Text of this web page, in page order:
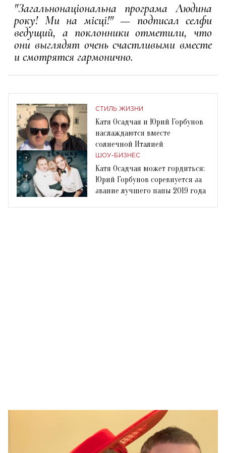
"Загальнонаціональна програма Людина
року! Ми на місці!" — подписал селфи
ведущий, а поклонники отметили, что
они выглядят очень счастливыми вместе
и смотрятся гармонично.
СТИЛЬ ЖИЗНИ
Катя Осадчая и Юрий Горбунов
наслаждаются вместе
солнечной Италией
ШОУ-БИЗНЕС
Катя Осадчая может гордиться:
Юрий Горбунов соревнуется за
звание лучшего папы 2019 года